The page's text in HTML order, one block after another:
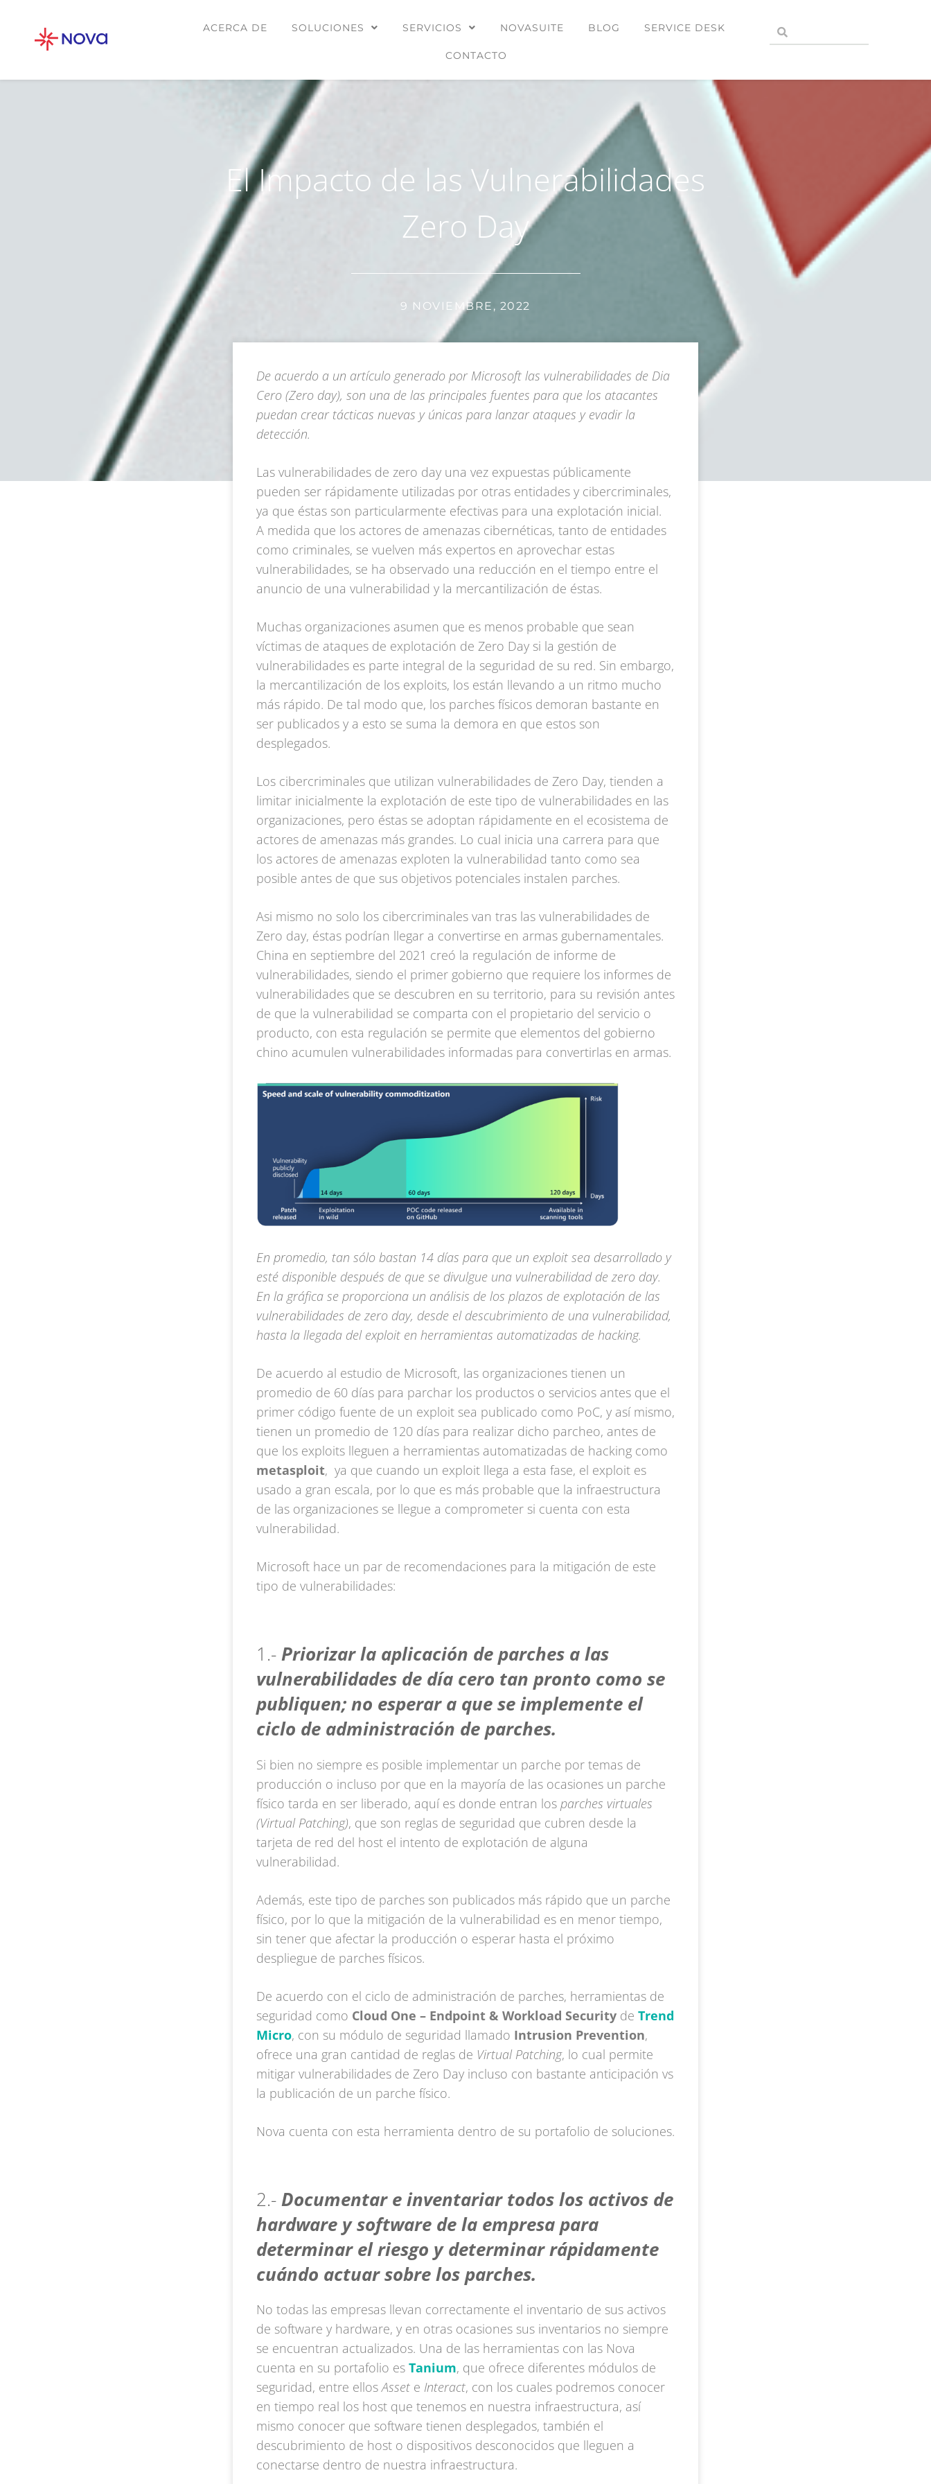
ACERCA DE SOLUCIONES SERVICIOS NOVASUITE BLOG SERVICE DESK
CONTACTO
El Impacto de las Vulnerabilidades
Zero Day
9 NOVIEMBRE, 2022
De acuerdo a un artículo generado por Microsoft las vulnerabilidades de Dia
Cero (Zero day), son una de las principales fuentes para que los atacantes
puedan crear tácticas nuevas y únicas para lanzar ataques y evadir la
detección.
Las vulnerabilidades de zero day una vez expuestas públicamente
pueden ser rápidamente utilizadas por otras entidades y cibercriminales,
ya que éstas son particularmente efectivas para una explotación inicial.
A medida que los actores de amenazas cibernéticas, tanto de entidades
como criminales, se vuelven más expertos en aprovechar estas
vulnerabilidades, se ha observado una reducción en el tiempo entre el
anuncio de una vulnerabilidad y la mercantilización de éstas.
Muchas organizaciones asumen que es menos probable que sean
víctimas de ataques de explotación de Zero Day si la gestión de
vulnerabilidades es parte integral de la seguridad de su red. Sin embargo,
la mercantilización de los exploits, los están llevando a un ritmo mucho
más rápido. De tal modo que, los parches físicos demoran bastante en
ser publicados y a esto se suma la demora en que estos son
desplegados.
Los cibercriminales que utilizan vulnerabilidades de Zero Day, tienden a
limitar inicialmente la explotación de este tipo de vulnerabilidades en las
organizaciones, pero éstas se adoptan rápidamente en el ecosistema de
actores de amenazas más grandes. Lo cual inicia una carrera para que
los actores de amenazas exploten la vulnerabilidad tanto como sea
posible antes de que sus objetivos potenciales instalen parches.
Asi mismo no solo los cibercriminales van tras las vulnerabilidades de
Zero day, éstas podrían llegar a convertirse en armas gubernamentales.
China en septiembre del 2021 creó la regulación de informe de
vulnerabilidades, siendo el primer gobierno que requiere los informes de
vulnerabilidades que se descubren en su territorio, para su revisión antes
de que la vulnerabilidad se comparta con el propietario del servicio o
producto, con esta regulación se permite que elementos del gobierno
chino acumulen vulnerabilidades informadas para convertirlas en armas.
En promedio, tan sólo bastan 14 días para que un exploit sea desarrollado y
esté disponible después de que se divulgue una vulnerabilidad de zero day.
En la gráfica se proporciona un análisis de los plazos de explotación de las
vulnerabilidades de zero day, desde el descubrimiento de una vulnerabilidad,
hasta la llegada del exploit en herramientas automatizadas de hacking.
De acuerdo al estudio de Microsoft, las organizaciones tienen un
promedio de 60 días para parchar los productos o servicios antes que el
primer código fuente de un exploit sea publicado como PoC, y así mismo,
tienen un promedio de 120 días para realizar dicho parcheo, antes de
que los exploits lleguen a herramientas automatizadas de hacking como
metasploit, ya que cuando un exploit llega a esta fase, el exploit es
usado a gran escala, por lo que es más probable que la infraestructura
de las organizaciones se llegue a comprometer si cuenta con esta
vulnerabilidad.
Microsoft hace un par de recomendaciones para la mitigación de este
tipo de vulnerabilidades:
1.-Priorizar la aplicación de parches a las
vulnerabilidades de día cero tan pronto como se
publiquen; no esperar a que se implemente el
ciclo de administración de parches.
Si bien no siempre es posible implementar un parche por temas de
producción o incluso por que en la mayoría de las ocasiones un parche
físico tarda en ser liberado, aquí es donde entran los parches virtuales
(Virtual Patching), que son reglas de seguridad que cubren desde la
tarjeta de red del host el intento de explotación de alguna
vulnerabilidad.
Además, este tipo de parches son publicados más rápido que un parche
físico, por lo que la mitigación de la vulnerabilidad es en menor tiempo,
sin tener que afectar la producción o esperar hasta el próximo
despliegue de parches físicos.
De acuerdo con el ciclo de administración de parches, herramientas de
seguridad como Cloud One – Endpoint & Workload Securityde Trend
Micro, con su módulo de seguridad llamado Intrusion Prevention,
ofrece una gran cantidad de reglas de Virtual Patching, lo cual permite
mitigar vulnerabilidades de Zero Day incluso con bastante anticipación vs
la publicación de un parche físico.
Nova cuenta con esta herramienta dentro de su portafolio de soluciones.
2.-Documentar e inventariar todos los activos de
hardware y software de la empresa para
determinar el riesgo y determinar rápidamente
cuándo actuar sobre los parches.
No todas las empresas llevan correctamente el inventario de sus activos
de software y hardware, y en otras ocasiones sus inventarios no siempre
se encuentran actualizados. Una de las herramientas con las Nova
cuenta en su portafolio es Tanium, que ofrece diferentes módulos de
seguridad, entre ellosAssete Interact, con los cuales podremos conocer
en tiempo real los host que tenemos en nuestra infraestructura, así
mismo conocer que software tienen desplegados, también el
descubrimiento de host o dispositivos desconocidos que lleguen a
conectarse dentro de nuestra infraestructura.